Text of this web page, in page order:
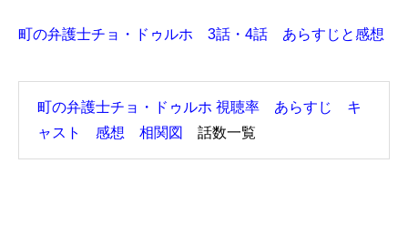
町の弁護士チョ・ドゥルホ 3話・4話 あらすじと感想
町の弁護士チョ・ドゥルホ 視聴率 あらすじ キ
ャスト 感想 相関図
話数一覧